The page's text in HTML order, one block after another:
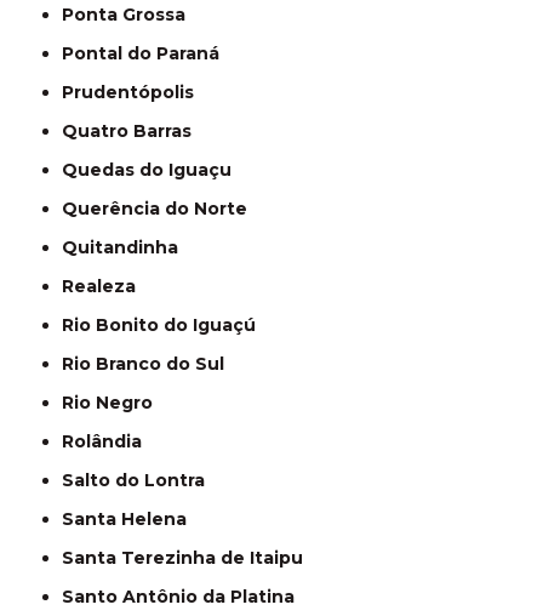
Ponta Grossa
Pontal do Paraná
Prudentópolis
Quatro Barras
Quedas do Iguaçu
Querência do Norte
Quitandinha
Realeza
Rio Bonito do Iguaçú
Rio Branco do Sul
Rio Negro
Rolândia
Salto do Lontra
Santa Helena
Santa Terezinha de Itaipu
Santo Antônio da Platina